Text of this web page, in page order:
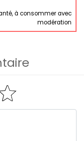
à consommer avec
modération